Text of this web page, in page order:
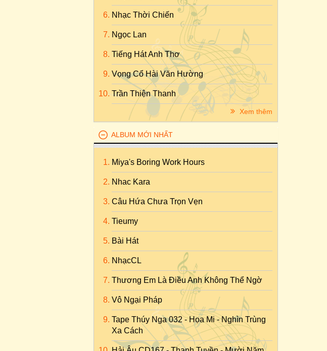
Nhạc Thời Chiến
Ngọc Lan
Tiếng Hát Anh Thơ
Vọng Cổ Hài Văn Hường
Trần Thiện Thanh
Xem thêm
ALBUM MỚI NHẤT
Miya's Boring Work Hours
Nhac Kara
Câu Hứa Chưa Trọn Vẹn
Tieumy
Bài Hát
NhạcCL
Thương Em Là Điều Anh Không Thể Ngờ
Vô Ngại Pháp
Tape Thúy Nga 032 - Họa Mi - Nghìn Trùng
Xa Cách